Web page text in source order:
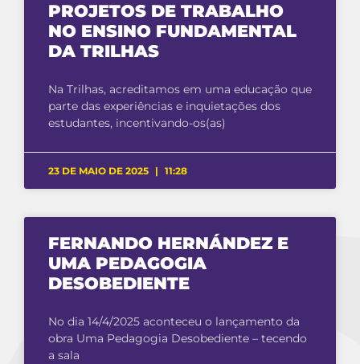
PROJETOS DE TRABALHO
NO ENSINO FUNDAMENTAL
DA TRILHAS
Na Trilhas, acreditamos em uma educação que
parte das experiências e inquietações dos
estudantes, incentivando-os(as)
23 DE MAIO DE 2025 11:28
FERNANDO HERNÁNDEZ E
UMA PEDAGOGIA
DESOBEDIENTE
No dia 14/4/2025 aconteceu o lançamento da
obra Uma Pedagogia Desobediente – tecendo
a sala